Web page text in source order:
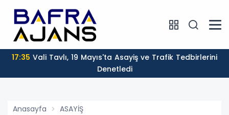
17:35
Denetledi
Anasayfa ASAYİŞ